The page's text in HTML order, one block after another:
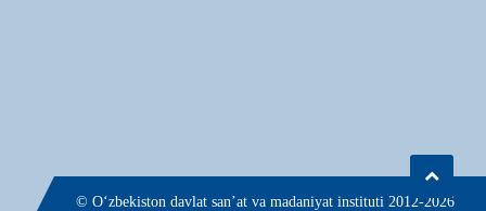
© О‘zbekiston davlat san’at va madaniyat instituti 2012-2026